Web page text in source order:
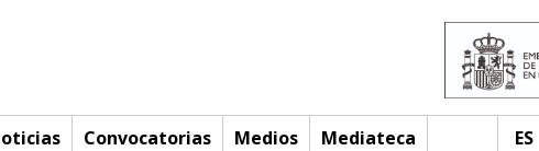
Convocatorias Medios Mediateca ES